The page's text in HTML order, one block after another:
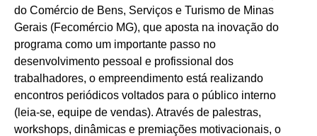
do Comércio de Bens, Serviços e Turismo de Minas
Gerais (Fecomércio MG), que aposta na inovação do
programa como um importante passo no
desenvolvimento pessoal e profissional dos
trabalhadores, o empreendimento está realizando
encontros periódicos voltados para o público interno
(leia-se, equipe de vendas). Através de palestras,
workshops, dinâmicas e premiações motivacionais, o